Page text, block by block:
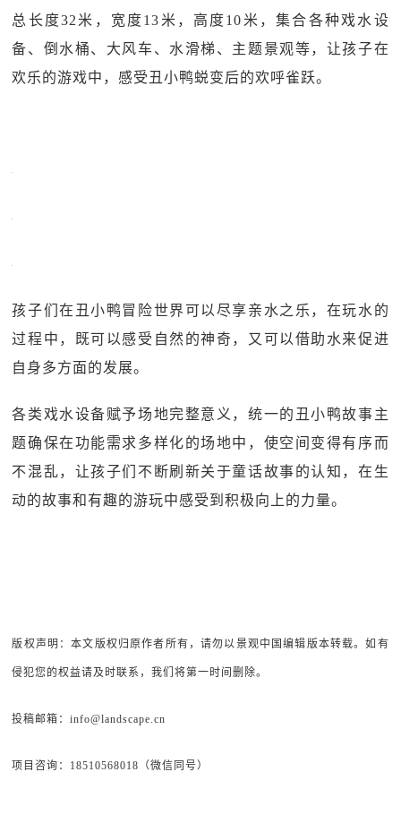
总长度32米，宽度13米，高度10米，集合各种戏水设
备、倒水桶、大风车、水滑梯、主题景观等，让孩子在
欢乐的游戏中，感受丑小鸭蜕变后的欢呼雀跃。
孩子们在丑小鸭冒险世界可以尽享亲水之乐，在玩水的
过程中，既可以感受自然的神奇，又可以借助水来促进
自身多方面的发展。
各类戏水设备赋予场地完整意义，统一的丑小鸭故事主
题确保在功能需求多样化的场地中，使空间变得有序而
不混乱，让孩子们不断刷新关于童话故事的认知，在生
动的故事和有趣的游玩中感受到积极向上的力量。
版权声明：本文版权归原作者所有，请勿以景观中国编辑版本转载。如有
侵犯您的权益请及时联系，我们将第一时间删除。
投稿邮箱：info@landscape.cn
项目咨询：18510568018（微信同号）